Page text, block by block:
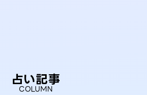
占い記事
COLUMN